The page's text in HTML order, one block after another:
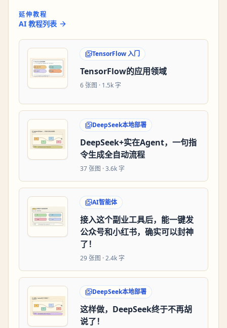
延伸教程
AI 教程列表
TensorFlow 入门
TensorFlow的应用领域
6 张图 · 1.5k 字
DeepSeek本地部署
DeepSeek+实在Agent，一句指
令生成全自动流程
37 张图 ·3.6k 字
AI智能体
接入这个副业工具后，能一键发
公众号和小红书，确实可以封神
了！
29 张图 ·2.4k 字
DeepSeek本地部署
这样做，DeepSeek终于不再胡
说了！